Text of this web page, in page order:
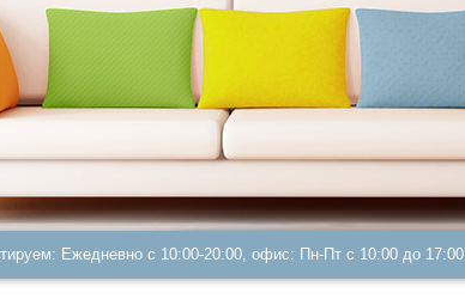
Ежедневно с 10:00-20:00, офис: Пн-Пт с 10:00 до 17:00